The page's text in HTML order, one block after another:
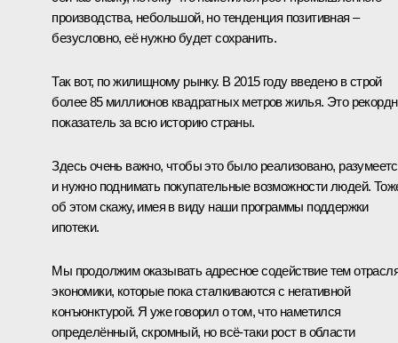
производства, небольшой, но тенденция позитивная –
безусловно, её нужно будет сохранить.
Так вот, по жилищному рынку. В 2015 году введено в строй
более 85 миллионов квадратных метров жилья. Это
показатель за всю историю страны.
Здесь очень важно, чтобы это было реализовано,
и нужно поднимать покупательные возможности людей.
об этом скажу, имея в виду наши программы поддержки
ипотеки.
Мы продолжим оказывать адресное содействие тем
экономики, которые пока сталкиваются с негативной
конъюнктурой. Я уже говорил о том, что наметился
определённый, скромный, но всё‑таки рост в области